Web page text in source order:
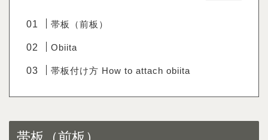
帯板（前板）
Obiita
帯板付け方 How to attach obiita